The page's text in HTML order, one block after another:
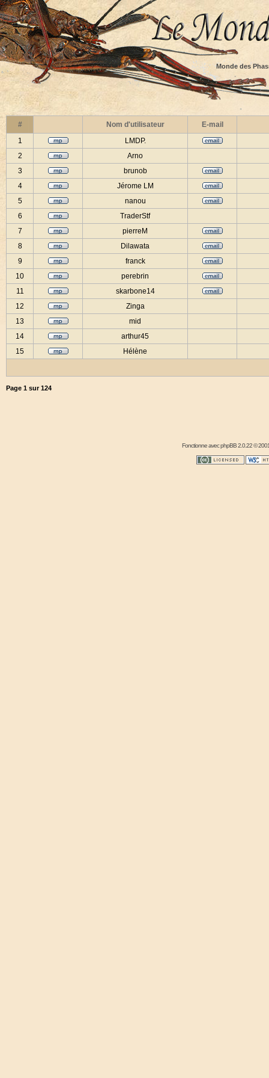
Monde des
# Nom d'utilisateur
E-mail
1
LMDP.
2
Arno
3
brunob
4
Jérome LM
5
nanou
6
TraderStf
7
pierreM
8
Dilawata
9
franck
10
perebrin
11
skarbone14
12
Zinga
13
mid
14
arthur45
15
Hélène
Page 1 sur124
Fonctionne avecphpBB2.0.22 ©